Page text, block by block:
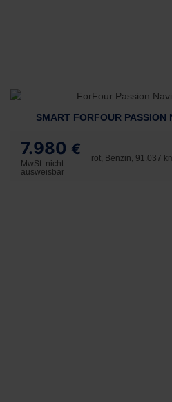
SMART FORFOUR PASSION
7.980 €
MwSt. nicht
ausweisbar
rot, Benzin, 91.037